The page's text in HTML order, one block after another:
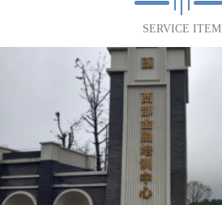
SERVICE ITEM